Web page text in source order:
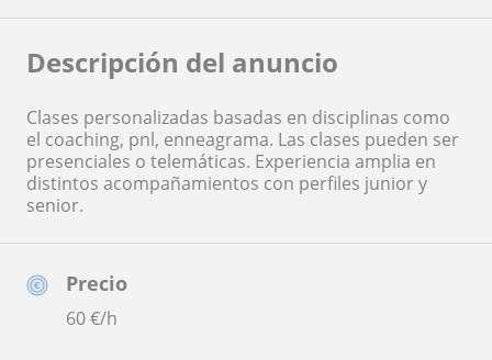
Precio
60€/h
Descripción del anuncio
Clases personalizadas basadas en disciplinas como
el coaching, pnl, enneagrama. Las clases pueden ser
presenciales o telemáticas. Experiencia amplia en
distintos acompañamientos con perfiles junior y
senior.